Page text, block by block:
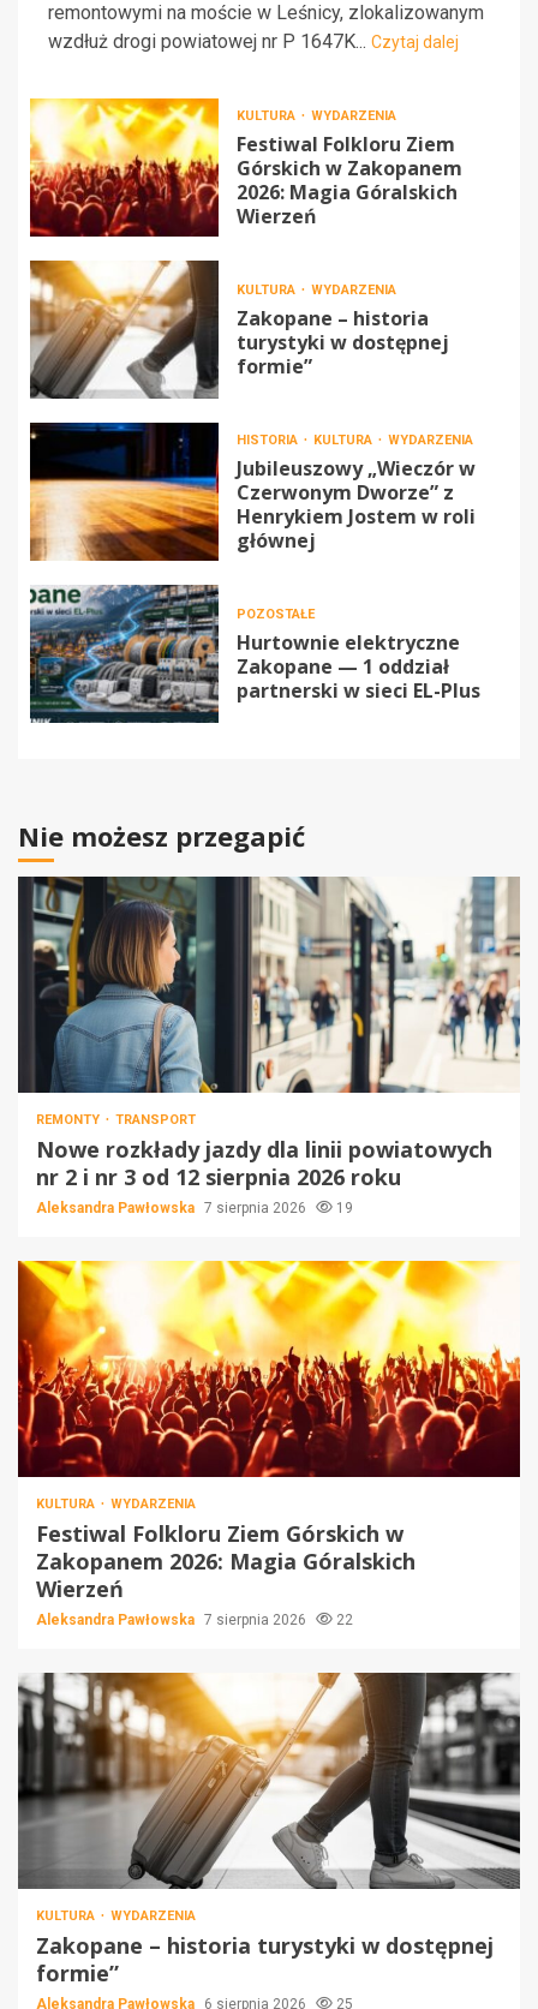
remontowymi na moście w Leśnicy, zlokalizowanym
wzdłuż drogi powiatowej nr P 1647K... Czytaj dalej
KULTURA WYDARZENIA
Festiwal Folkloru Ziem
Górskich w Zakopanem
2026: Magia Góralskich
Wierzeń
KULTURA WYDARZENIA
Zakopane – historia
turystyki w dostępnej
formie”
HISTORIA KULTURA WYDARZENIA
Jubileuszowy „Wieczór w
Czerwonym Dworze” z
Henrykiem Jostem w roli
głównej
POZOSTAŁE
Hurtownie elektryczne
Zakopane — 1 oddział
partnerski w sieci EL-Plus
Nie możesz przegapić
REMONTY TRANSPORT
Nowe rozkłady jazdy dla linii powiatowych
nr 2 i nr 3 od 12 sierpnia 2026 roku
Aleksandra Pawłowska 7 sierpnia 2026 19
KULTURA WYDARZENIA
Festiwal Folkloru Ziem Górskich w
Zakopanem 2026: Magia Góralskich
Wierzeń
Aleksandra Pawłowska 7 sierpnia 2026 22
KULTURA WYDARZENIA
Zakopane – historia turystyki w dostępnej
formie”
Aleksandra Pawłowska 6 sierpnia 2026 25